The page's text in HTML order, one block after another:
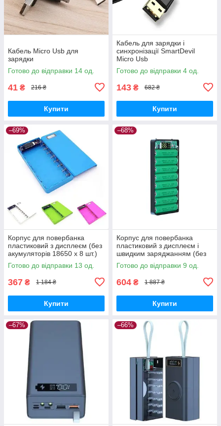
Кабель Micro Usb для
зарядки
Готово до відправки 14 од.
41 ₴ 216 ₴
Купити
Кабель для зарядки і
синхронізації SmartDevil
Micro Usb
Готово до відправки 4 од.
143 ₴ 682 ₴
Купити
–69%
Корпус для повербанка
пластиковий з дисплеєм (без
акумуляторів 18650 х 8 шт.)
Готово до відправки 13 од.
367 ₴ 1 184 ₴
Купити
–68%
Корпус для повербанка
пластиковий з дисплеєм і
швидким заряджанням (без
акумуляторів 18650 х 8 шт.)
Готово до відправки 9 од.
604 ₴ 1 887 ₴
Купити
–67% –66%